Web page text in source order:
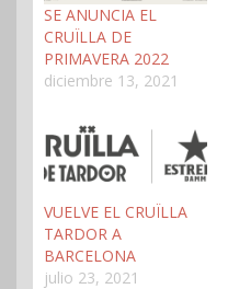
SE ANUNCIA EL
CRUÏLLA DE
PRIMAVERA 2022
diciembre 13, 2021
VUELVE EL CRUÏLLA
TARDOR A
BARCELONA
julio 23, 2021